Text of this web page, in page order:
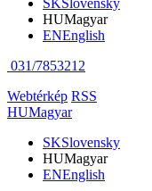
SKSlovensky
HUMagyar
ENEnglish
031/7853212
Webtérkép RSS
HUMagyar
SKSlovensky
HUMagyar
ENEnglish